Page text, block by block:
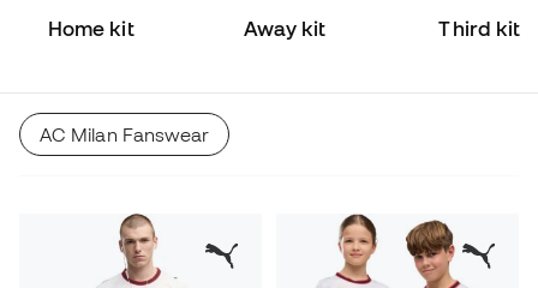
Home kit Away kit Third kit
AC Milan Fanswear